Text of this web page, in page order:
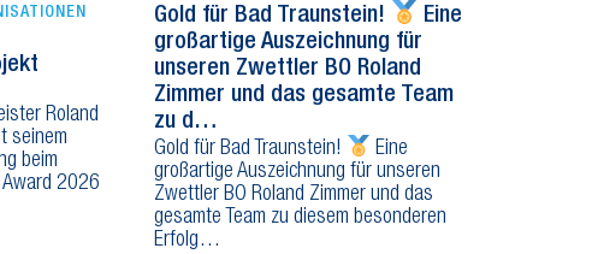
Roland
seinem
beim
Award 2026
Gold für Bad Traunstein!
Eine
großartige Auszeichnung für
unseren Zwettler BO Roland
Zimmer und das gesamte Team
zu d…
Gold für Bad Traunstein!
Eine
großartige Auszeichnung für unseren
Zwettler BO Roland Zimmer und das
gesamte Team zu diesem besonderen
Erfolg…